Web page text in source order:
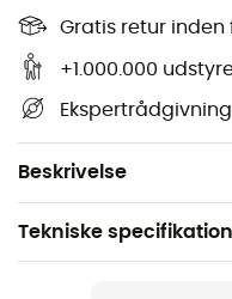
Gratis retur inden
+1.000.000
Ekspertrådgivning
Beskrivelse
Egenskaber
Dimensioner: 22 x 17
Vægt: 30 g.
Tekniske